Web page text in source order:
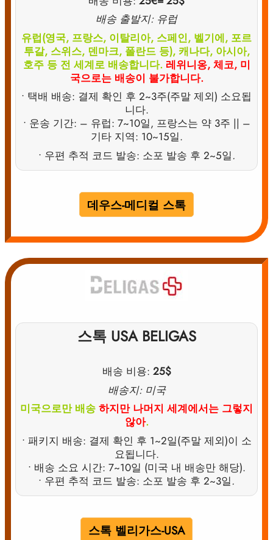
배송 출발지: 유럽
유럽(영국, 프랑스, 이탈리아, 스페인, 벨기에, 포르
투갈, 스위스, 덴마크, 폴란드 등), 캐나다, 아시아,
호주 등 전 세계로 배송합니다. 레위니옹, 체코, 미
국으로는 배송이 불가합니다.
• 택배 배송: 결제 확인 후 2~3주(주말 제외) 소요됩
니다.
• 운송 기간: – 유럽: 7~10일, 프랑스는 약 3주 || –
기타 지역: 10~15일.
• 우편 추적 코드 발송: 소포 발송 후 2~5일.
데우스-메디컬 스톡
스톡 USA BELIGAS
배송 비용: 25$
배송지: 미국
미국으로만 배송 하지만 나머지 세계에서는 그렇지
않아.
• 패키지 배송: 결제 확인 후 1~2일(주말 제외)이 소
요됩니다.
• 배송 소요 시간: 7~10일 (미국 내 배송만 해당).
• 우편 추적 코드 발송: 소포 발송 후 2~3일.
스톡 벨리가스-USA